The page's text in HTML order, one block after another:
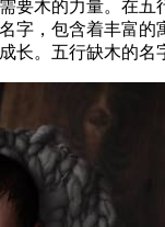
要木的力量。在
字，包含着丰富
长。五行缺木的